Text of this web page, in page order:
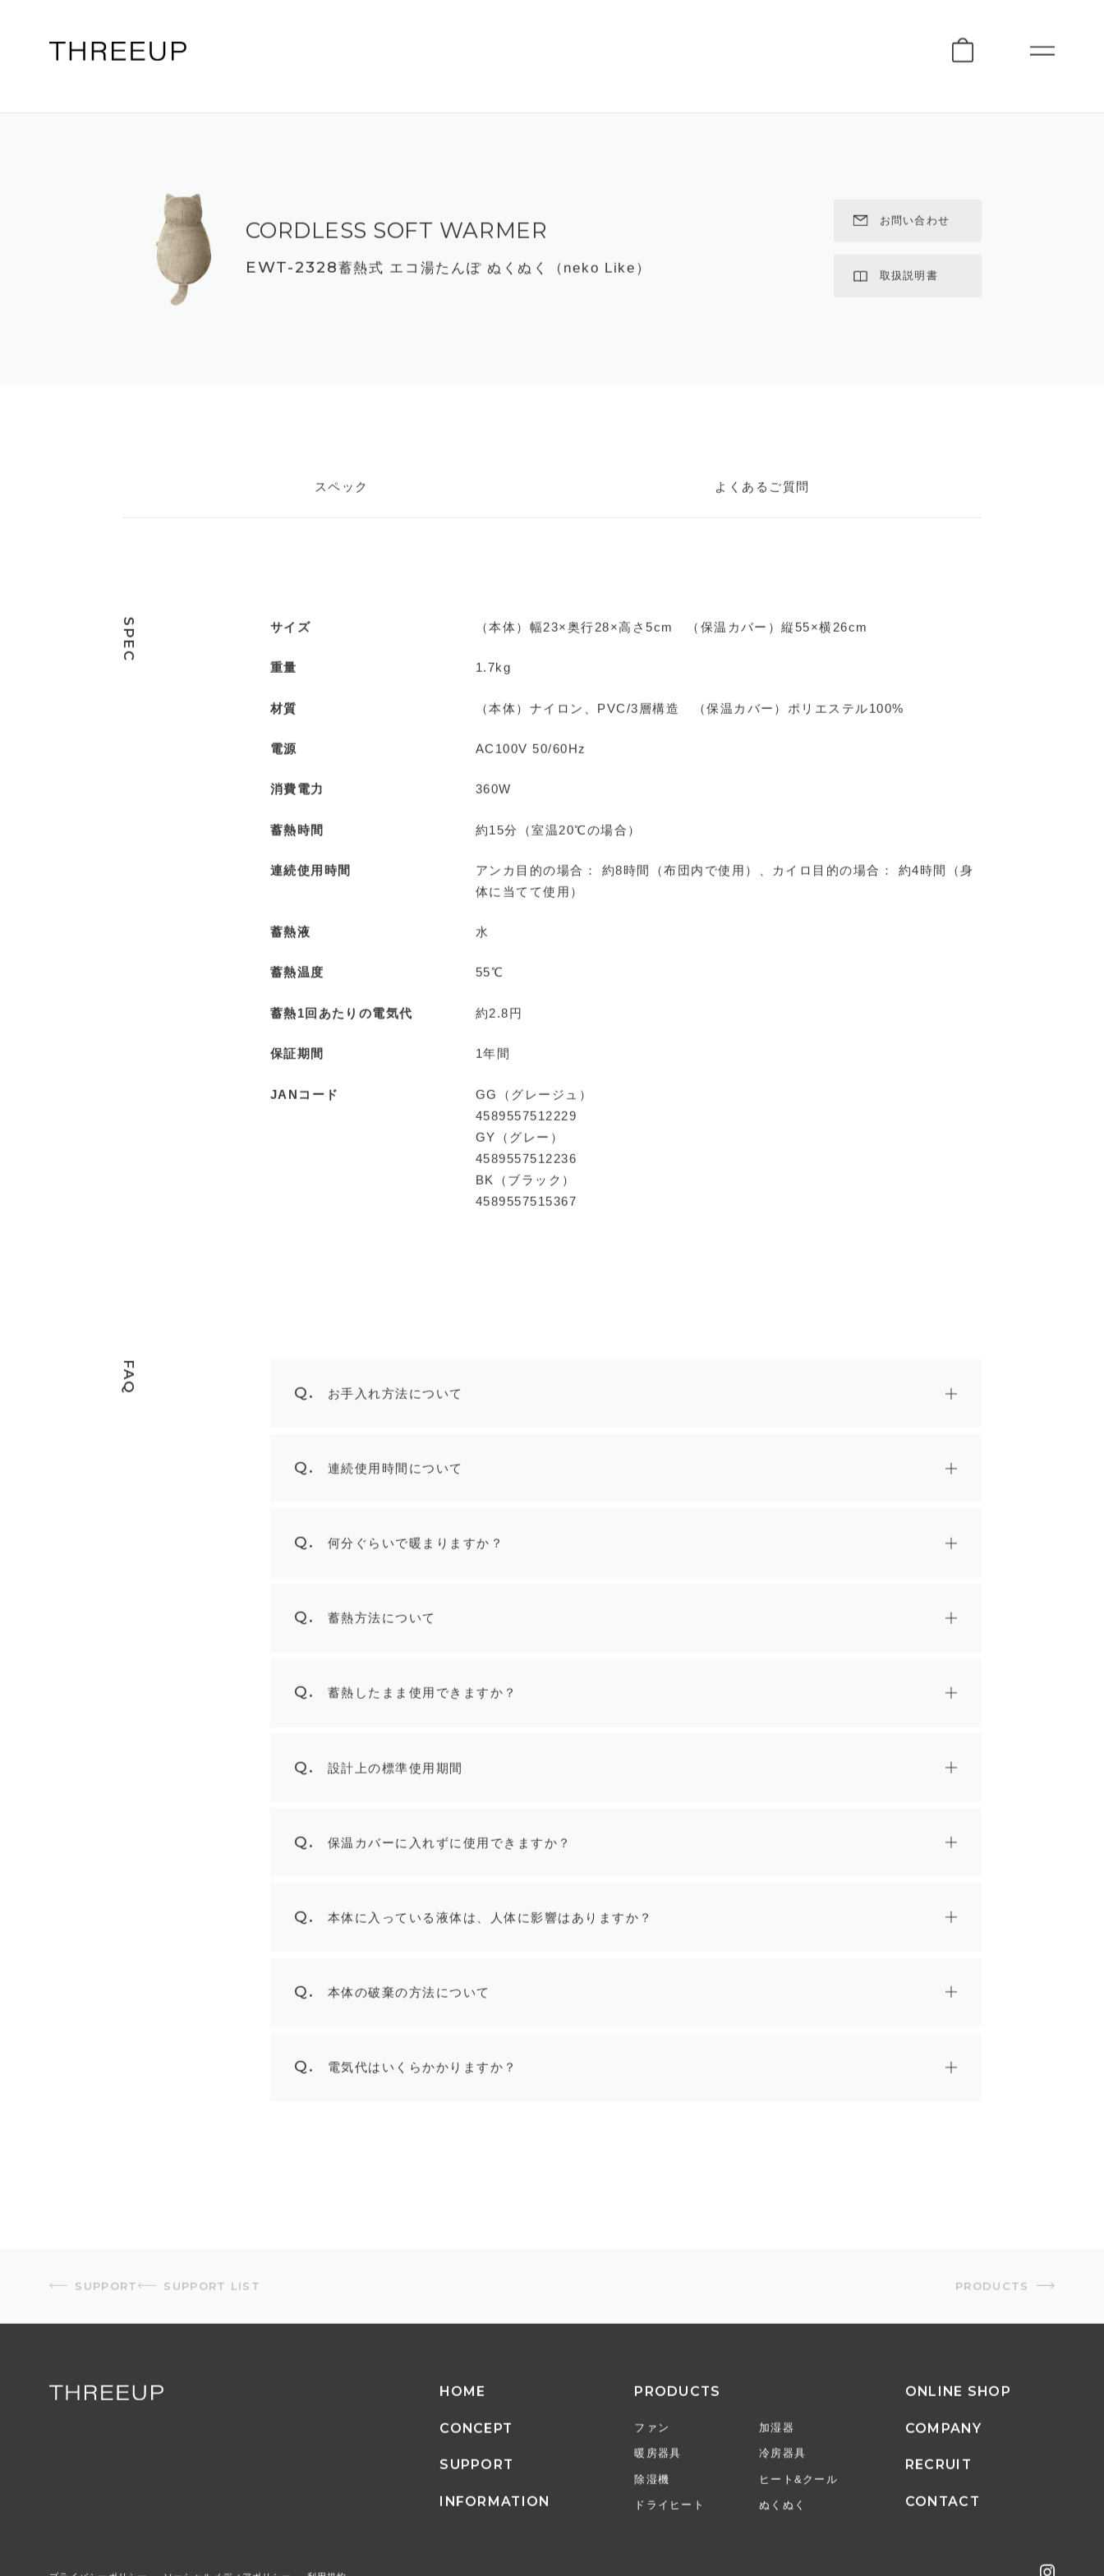
CORDLESS SOFT WARMER
EWT-2328 蓄熱式 エコ湯たんぽ ぬくぬく（neko Like）
お問い合わせ
取扱説明書
スペック よくあるご質問
SPEC サイズ （本体）幅23×奥行28×高さ5cm （保温カバー）縦55×横26cm
重量 1.7kg
材質 （本体）ナイロン、PVC/3層構造 （保温カバー）ポリエステル100%
電源 AC100V 50/60Hz
消費電力 360W
蓄熱時間 約15分（室温20℃の場合）
連続使用時間
アンカ目的の場合： 約8時間（布団内で使用）、カイロ目的の場合： 約4時間（身
体に当てて使用）
蓄熱液 水
蓄熱温度 55℃
蓄熱1回あたりの電気代 約2.8円
保証期間 1年間
JANコード
GG（グレージュ）
4589557512229
GY（グレー）
4589557512236
BK（ブラック）
4589557515367
FAQ Q. お手入れ方法について
Q. 連続使用時間について
Q. 何分ぐらいで暖まりますか？
Q. 蓄熱方法について
Q. 蓄熱したまま使用できますか？
Q. 設計上の標準使用期間
Q. 保温カバーに入れずに使用できますか？
Q. 本体に入っている液体は、人体に影響はありますか？
Q. 本体の破棄の方法について
Q. 電気代はいくらかかりますか？
SUPPORT LIST
SUPPORT PRODUCTS
HOME
CONCEPT
SUPPORT
INFORMATION
PRODUCTS
ファン 加湿器
暖房器具 冷房器具
除湿機 ヒート&クール
ドライヒート ぬくぬく
ONLINE SHOP
COMPANY
RECRUIT
CONTACT